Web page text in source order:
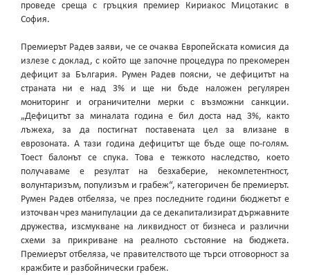
проведе среща с гръцкия премиер Кириакос Мицотакис в
София.
Премиерът Радев заяви, че се очаква Европейската комисия да
излезе с доклад, с който ще започне процедура по прекомерен
дефицит за България. Румен Радев поясни, че дефицитът на
страната ни е над 3% и ще ни бъде наложен регулярен
мониторинг и ограничителни мерки с възможни санкции.
„Дефицитът за миналата година е бил доста над 3%, както
лъжеха, за да постигнат поставената цел за влизане в
еврозоната. А тази година дефицитът ще бъде още по-голям.
Тоест балонът се спука. Това е тежкото наследство, което
получаваме е резултат на безхаберие, некомпетентност,
волунтаризъм, популизъм и грабеж“, категоричен бе премиерът.
Румен Радев отбеляза, че през последните години бюджетът е
източван чрез манипулации да се декапитализират държавните
дружества, изсмукване на ликвидност от бизнеса и различни
схеми за прикриване на реалното състояние на бюджета.
Премиерът отбеляза, че правителството ще търси отговорност за
кражбите и разбойнически грабеж.